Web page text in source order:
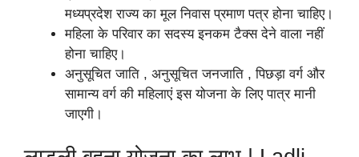
मध्यप्रदेश राज्य का मूल निवास प्रमाण पत्र होना चाहिए।
महिला के परिवार का सदस्य इनकम टैक्स देने वाला नहीं
होना चाहिए।
अनुसूचित जाति , अनुसूचित जनजाति , पिछड़ा वर्ग और
सामान्य वर्ग की महिलाएं इस योजना के लिए पात्र मानी
जाएगी।